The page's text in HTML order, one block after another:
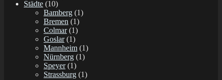
Städte (10)
Bamberg (1)
Bremen (1)
Colmar(1)
Goslar(1)
Mannheim (1)
Nürnberg (1)
Speyer(1)
Strassburg (1)